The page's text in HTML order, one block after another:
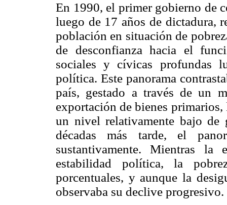
En 1990, el primer gobierno de
luego de 17 años de dictadura,
población en situación de
de desconfianza hacia el
sociales y cívicas profundas
política. Este panorama
país, gestado a través de un
exportación de bienes
un nivel relativamente bajo
décadas más tarde, el
sustantivamente. Mientras
estabilidad política, la
porcentuales, y aunque la
observaba su declive progresivo.